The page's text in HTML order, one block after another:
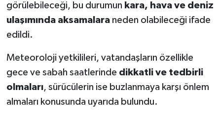
görülebileceği, bu durumun kara, hava ve deniz
ulaşımında aksamalaraneden olabileceği ifade
edildi.
Meteoroloji yetkilileri, vatandaşların özellikle
gece ve sabah saatlerinde dikkatli ve tedbirli
olmaları, sürücülerin ise buzlanmaya karşı önlem
almaları konusunda uyarıda bulundu.